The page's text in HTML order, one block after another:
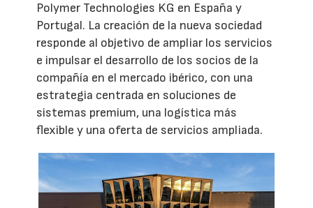
Polymer Technologies KG en España y
Portugal. La creación de la nueva sociedad
responde al objetivo de ampliar los servicios
e impulsar el desarrollo de los socios de la
compañía en el mercado ibérico, con una
estrategia centrada en soluciones de
sistemas premium, una logística más
flexible y una oferta de servicios ampliada.